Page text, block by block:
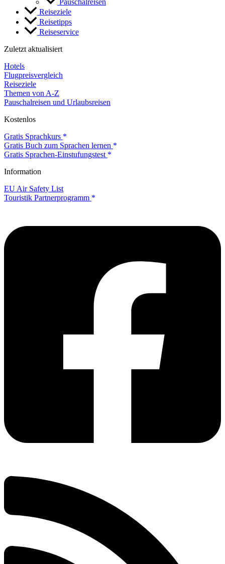
Pauschalreisen
Reiseziele
Reisetipps
Reiseservice
Zuletzt aktualisiert
Hotels
Flugpreisvergleich
Reiseziele
Themen von A-Z
Pauschalreisen und Urlaubsreisen
Kostenlos
Gratis Sprachkurs
Gratis Buch zum Sprachen lernen
Gratis Sprachen-Einstufungstest
Information
EU Air Safety List
Touristik Partnerprogramm